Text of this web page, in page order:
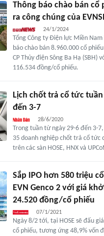
Thông báo chào bán cổ
ra công chúng của
24/1/2024
Tổng Công ty Điện lực Miền
báo chào bán 8.960.000 cổ
CP Thủy điện Sông Ba Hạ (SBH)
116.534 đồng/cổ phiếu.
Lịch chốt trả cổ tức
đến 3-7
28/6/2020
Trong tuần từ ngày 29-6 đến 3-
35 doanh nghiệp chốt trả cổ tức
trên các sàn HOSE, HNX và
Sắp IPO hơn 580 triệu
EVN Genco 2 với giá
24.520 đồng/cổ phiếu
07/1/2021
Ngày 8/2 tới, tại HOSE sẽ đấu
cổ phiếu, tương ứng 48,9% vốn